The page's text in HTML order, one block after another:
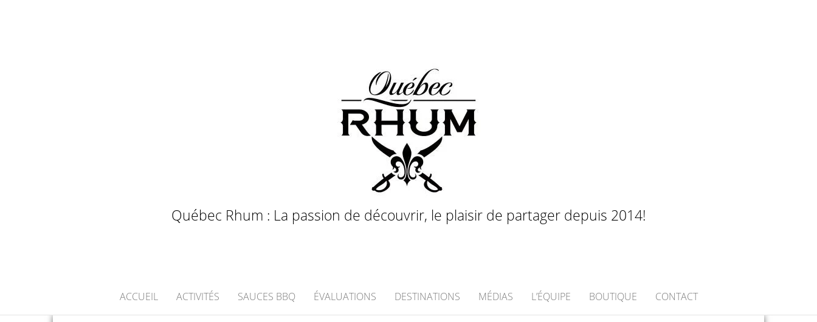
Québec Rhum : La passion de découvrir, le plaisir de partager depuis 2014!
ACCUEIL ACTIVITÉS SAUCES BBQ ÉVALUATIONS DESTINATIONS MÉDIAS L’ÉQUIPE BOUTIQUE CONTACT